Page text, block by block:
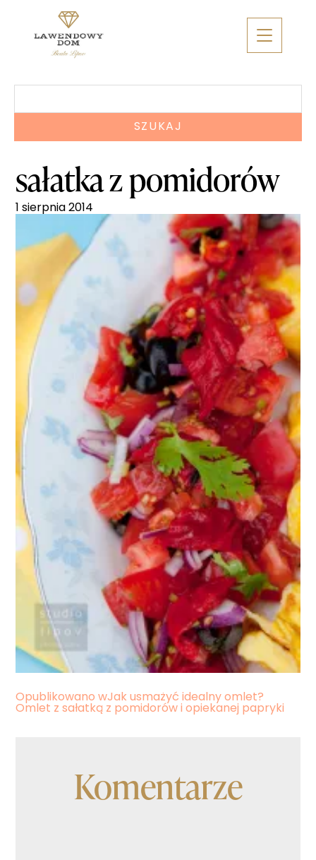
sałatka z pomidorów
1 sierpnia 2014
Nawigacja
Opublikowano wJak usmażyć idealny omlet?
Omlet z sałatką z pomidorów i opiekanej papryki
Komentarze